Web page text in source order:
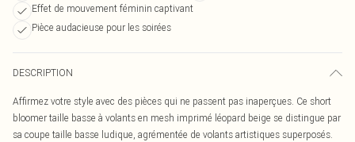
Effet de mouvement féminin captivant
Pièce audacieuse pour les soirées
DESCRIPTION
Affirmez votre style avec des pièces qui ne passent pas inaperçues. Ce short
bloomer taille basse à volants en mesh imprimé léopard beige se distingue par
sa coupe taille basse ludique, agrémentée de volants artistiques superposés.